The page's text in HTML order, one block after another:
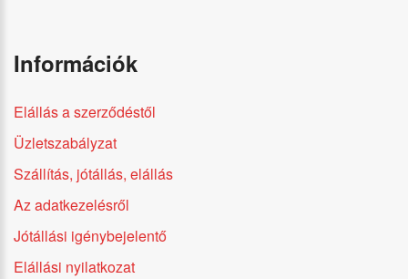
Információk
Elállás a szerződéstől
Üzletszabályzat
Szállítás, jótállás, elállás
Az adatkezelésről
Jótállási igénybejelentő
Elállási nyilatkozat